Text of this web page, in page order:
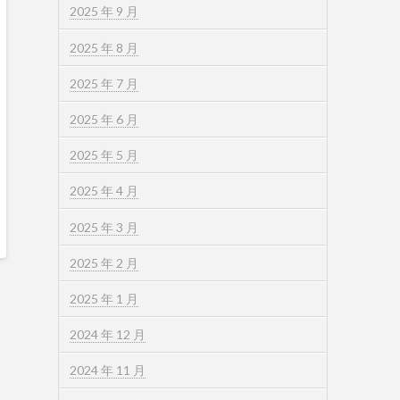
2025 年 9 月
2025 年 8 月
2025 年 7 月
2025 年 6 月
2025 年 5 月
2025 年 4 月
2025 年 3 月
2025 年 2 月
2025 年 1 月
2024 年 12 月
2024 年 11 月